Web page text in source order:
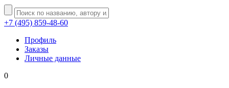
+7 (495) 859-48-60
Профиль
Заказы
Личные данные
0